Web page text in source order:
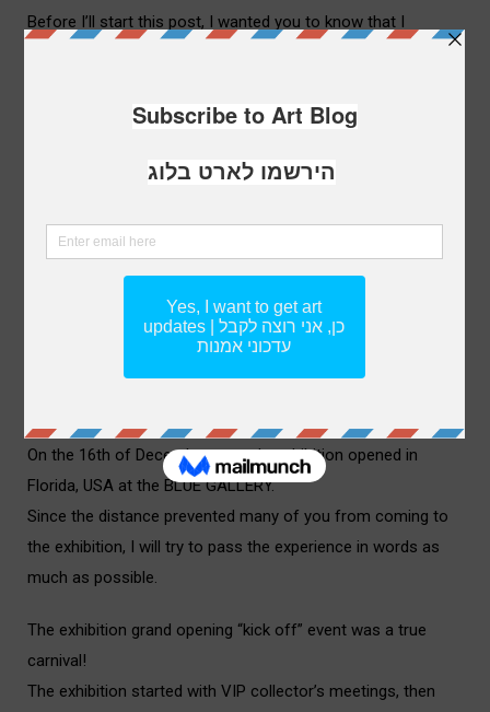
Before I’ll start this post, I wanted you to know that I
inspirations, my art activities and exhibitions I take part in, as
receiving a lot of responses and feedback from you. I truly
feel as though I created a group of art lovers with common
In this post I will try to share and convey to you the
professional experience I am going through these past few
On the 16th of December my solo exhibition opened in
Florida, USA at the BLUE GALLERY.i
Since the distance prevented many of you from coming to
the exhibition, I will try to pass the experience in words as
much as possible.
The exhibition grand opening “kick off” event was a true
carnival!
The exhibition started with VIP collector’s meetings, then